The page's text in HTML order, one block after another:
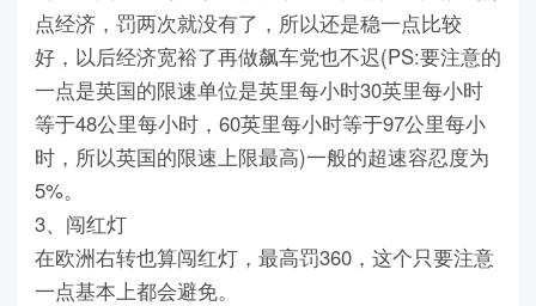
点经济，罚两次就没有了，所以还是稳一点比较
好，以后经济宽裕了再做飙车党也不迟(PS:要注意的
一点是英国的限速单位是英里每小时30英里每小时
等于48公里每小时，60英里每小时等于97公里每小
时，所以英国的限速上限最高)一般的超速容忍度为
5%。
3、闯红灯
在欧洲右转也算闯红灯，最高罚360，这个只要注意
一点基本上都会避免。